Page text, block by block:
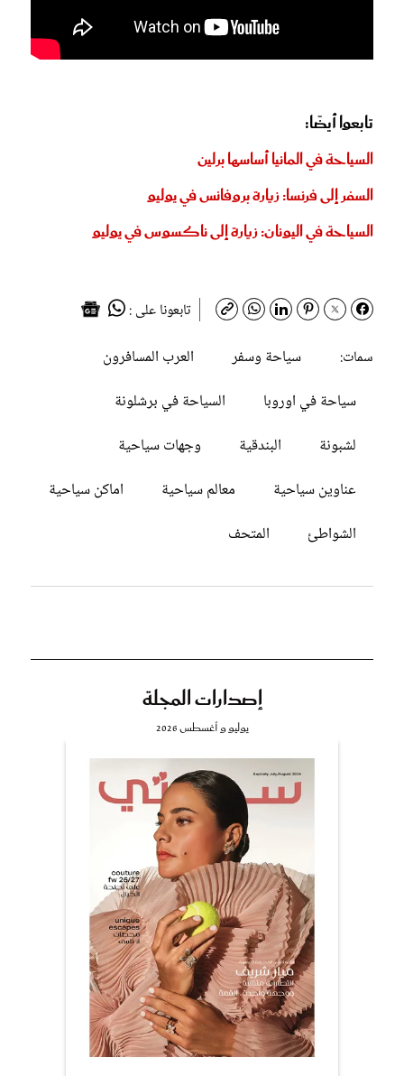
تابعوا أيضًا:
السياحة في المانيا أساسها برلين
السفر إلى فرنسا: زيارة بروفانس في يوليو
السياحة في اليونان: زيارة إلى ناكسوس في يوليو
تابعونا على :
سمات:
سياحة وسفر
العرب المسافرون
سياحة في اوروبا
السياحة في برشلونة
لشبونة
البندقية
وجهات سياحية
عناوين سياحية
معالم سياحية
اماكن سياحية
الشواطئ
المتحف
إصدارات المجلة
يوليو و أغسطس 2026